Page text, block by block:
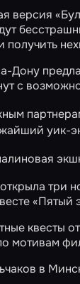
версия
получить
Дону
с
уик-
три
«Пятый
квесты
мотивам
в